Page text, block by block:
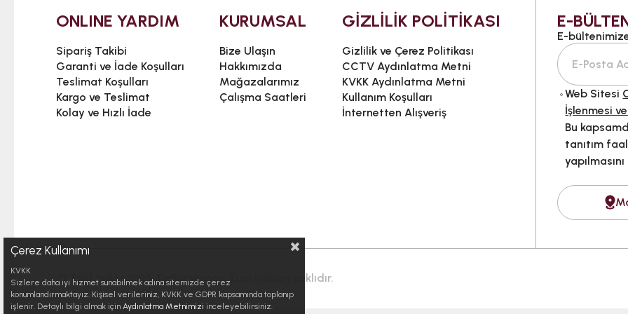
ONLINE YARDIM
Sipariş Takibi
Garanti ve İade Koşulları
Teslimat Koşulları
Kargo ve Teslimat
Kolay ve Hızlı İade
KURUMSAL
Bize Ulaşın
Hakkımızda
Mağazalarımız
Çalışma Saatleri
GİZLİLİK POLİTİKASI
Gizlilik ve Çerez Politikası
CCTV Aydınlatma Metni
KVKK Aydınlatma Metni
Kullanım Koşulları
İnternetten Alışveriş
E-
E-
Web Sitesi
İşlenmesi
Bu
tanıtım
© Telif hakkı 2025 Trabzonspor. Tüm hakları saklıdır.
Çerez Kullanımı
KVKK
Sizlere daha iyi hizmet sunabilmek adına sitemizde çerez
konumlandırmaktayız. Kişisel verileriniz, KVKK ve GDPR kapsamında toplanıp
işlenir. Detaylı bilgi almak için Aydınlatma Metnimizi inceleyebilirsiniz.